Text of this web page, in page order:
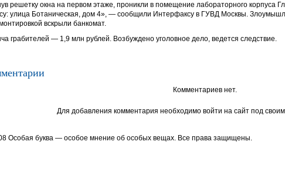
решетку окна на первом этаже, проникли в помещение лабораторного корпуса
улица Ботаническая, дом 4», — сообщили Интерфаксу в ГУВД Москвы.
вскрыли банкомат.
грабителей — 1,9 млн рублей. Возбуждено уголовное дело, ведется следствие.
Комментариев нет.
Для добавления комментария необходимо войти на сайт под
Особая буква — особое мнение об особых вещах. Все права защищены.